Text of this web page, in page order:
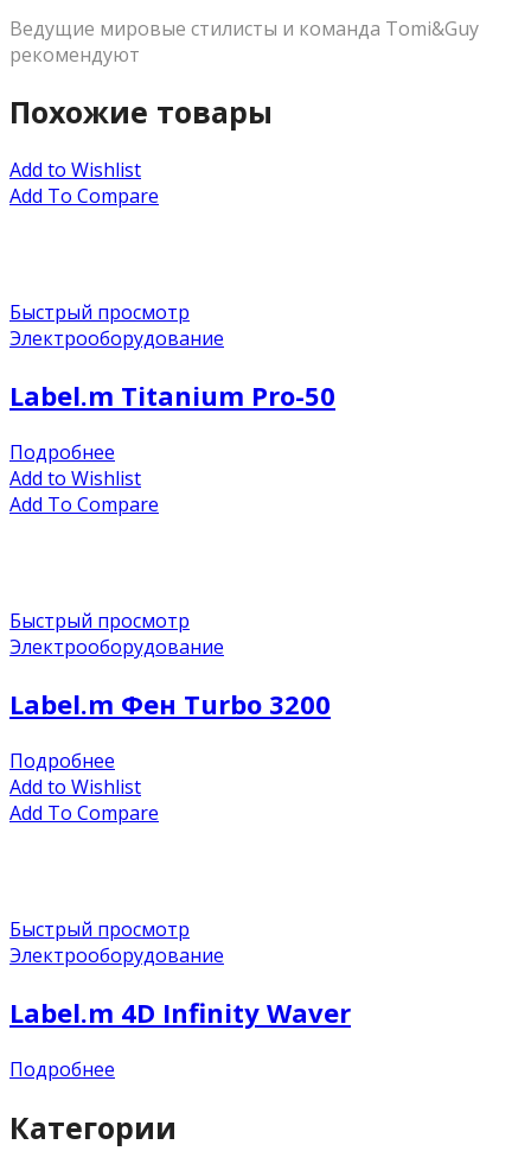
Ведущие мировые стилисты и команда Tomi&Guy
рекомендуют
Похожие товары
Add to Wishlist
Add To Compare
Быстрый просмотр
Электрооборудование
Label.m Titanium Pro-50
Подробнее
Add to Wishlist
Add To Compare
Быстрый просмотр
Электрооборудование
Label.m Фен Turbo 3200
Подробнее
Add to Wishlist
Add To Compare
Быстрый просмотр
Электрооборудование
Label.m 4D Infinity Waver
Подробнее
Категории